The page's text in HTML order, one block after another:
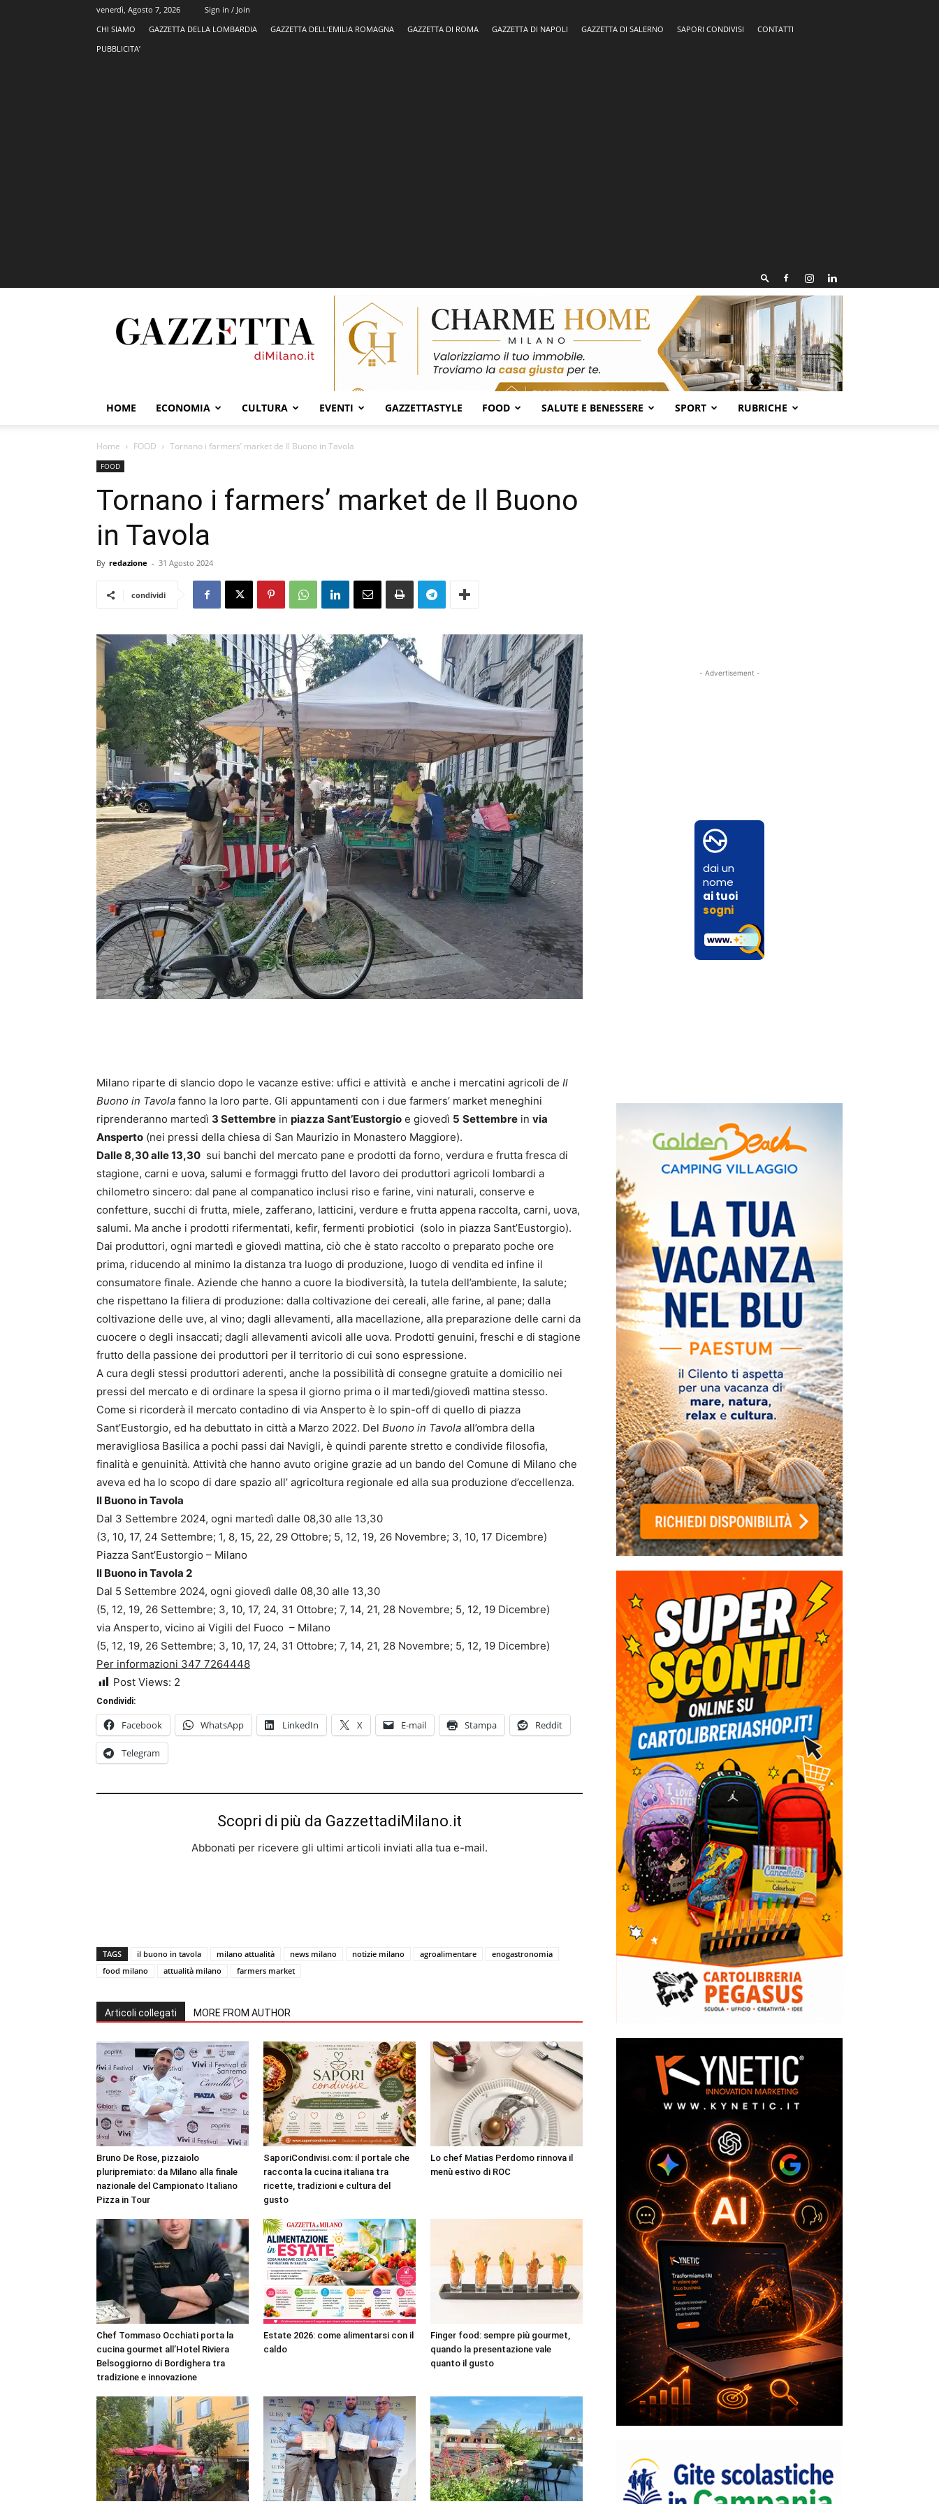
venerdì, Agosto 7, 2026
Sign in / Join
CHI SIAMO
GAZZETTA DELLA LOMBARDIA GAZZETTA DELL’EMILIA ROMAGNA GAZZETTA DI ROMA GAZZETTA DI NAPOLI GAZZETTA DI SALERNO SAPORI CONDIVISI
CONTATTI
PUBBLICITA’
HOME ECONOMIA CULTURA EVENTI GAZZETTASTYLE FOOD SALUTE E BENESSERE SPORT RUBRICHE
Home FOOD Tornano i farmers’ market de Il Buono in Tavola
FOOD
Tornano i farmers’ market de Il Buono
in Tavola
By redazione - 31 Agosto 2024
condividi
Milano riparte di slancio dopo le vacanze estive: uffici e attività e anche i mercatini agricoli de Il
Buono in Tavola fanno la loro parte. Gli appuntamenti con i due farmers’ market meneghini
riprenderanno martedì 3 Settembre in piazza Sant’Eustorgio e giovedì 5 Settembre in via
Ansperto (nei pressi della chiesa di San Maurizio in Monastero Maggiore).
Dalle 8,30 alle 13,30 sui banchi del mercato pane e prodotti da forno, verdura e frutta fresca di
stagione, carni e uova, salumi e formaggi frutto del lavoro dei produttori agricoli lombardi a
chilometro sincero: dal pane al companatico inclusi riso e farine, vini naturali, conserve e
confetture, succhi di frutta, miele, zafferano, latticini, verdure e frutta appena raccolta, carni, uova,
salumi. Ma anche i prodotti rifermentati, kefir, fermenti probiotici (solo in piazza Sant’Eustorgio).
Dai produttori, ogni martedì e giovedì mattina, ciò che è stato raccolto o preparato poche ore
prima, riducendo al minimo la distanza tra luogo di produzione, luogo di vendita ed infine il
consumatore finale. Aziende che hanno a cuore la biodiversità, la tutela dell’ambiente, la salute;
che rispettano la filiera di produzione: dalla coltivazione dei cereali, alle farine, al pane; dalla
coltivazione delle uve, al vino; dagli allevamenti, alla macellazione, alla preparazione delle carni da
cuocere o degli insaccati; dagli allevamenti avicoli alle uova. Prodotti genuini, freschi e di stagione
frutto della passione dei produttori per il territorio di cui sono espressione.
A cura degli stessi produttori aderenti, anche la possibilità di consegne gratuite a domicilio nei
pressi del mercato e di ordinare la spesa il giorno prima o il martedì/giovedì mattina stesso.
Come si ricorderà il mercato contadino di via Ansperto è lo spin-off di quello di piazza
Sant’Eustorgio, ed ha debuttato in città a Marzo 2022. Del Buono in Tavola all’ombra della
meravigliosa Basilica a pochi passi dai Navigli, è quindi parente stretto e condivide filosofia,
finalità e genuinità. Attività che hanno avuto origine grazie ad un bando del Comune di Milano che
aveva ed ha lo scopo di dare spazio all’ agricoltura regionale ed alla sua produzione d’eccellenza.
Il Buono in Tavola
Dal 3 Settembre 2024, ogni martedì dalle 08,30 alle 13,30
(3, 10, 17, 24 Settembre; 1, 8, 15, 22, 29 Ottobre; 5, 12, 19, 26 Novembre; 3, 10, 17 Dicembre)
Piazza Sant’Eustorgio – Milano
Il Buono in Tavola 2
Dal 5 Settembre 2024, ogni giovedì dalle 08,30 alle 13,30
(5, 12, 19, 26 Settembre; 3, 10, 17, 24, 31 Ottobre; 7, 14, 21, 28 Novembre; 5, 12, 19 Dicembre)
via Ansperto, vicino ai Vigili del Fuoco – Milano
(5, 12, 19, 26 Settembre; 3, 10, 17, 24, 31 Ottobre; 7, 14, 21, 28 Novembre; 5, 12, 19 Dicembre)
Per informazioni 347 7264448
Post Views: 2
Condividi:
Facebook WhatsApp LinkedIn X E-mail Stampa Reddit
Telegram
Scopri di più da GazzettadiMilano.it
Abbonati per ricevere gli ultimi articoli inviati alla tua e-mail.
TAGS il buono in tavola milano attualità news milano notizie milano agroalimentare
enogastronomia
food milano
attualità milano farmers market
Articoli collegati MORE FROM AUTHOR
Bruno De Rose, pizzaiolo
pluripremiato: da Milano alla finale
nazionale del Campionato Italiano
Pizza in Tour
SaporiCondivisi.com: il portale che
racconta la cucina italiana tra
ricette, tradizioni e cultura del
gusto
Lo chef Matias Perdomo rinnova il
menù estivo di ROC
Chef Tommaso Occhiati porta la
cucina gourmet all’Hotel Riviera
Belsoggiorno di Bordighera tra
tradizione e innovazione
Estate 2026: come alimentarsi con il
caldo
Finger food: sempre più gourmet,
quando la presentazione vale
quanto il gusto
- Advertisement -